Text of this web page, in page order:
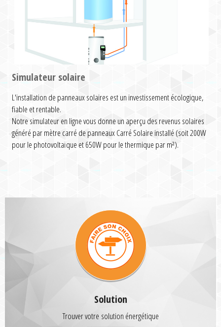
Simulateur solaire
L'installation de panneaux solaires est un investissement écologique,
fiable et rentable.
Notre simulateur en ligne vous donne un aperçu des revenus solaires
généré par mètre carré de panneaux Carré Solaire installé (soit 200W
pour le photovoltaïque et 650W pour le thermique par m²).
Solution
Trouver votre solution énergétique